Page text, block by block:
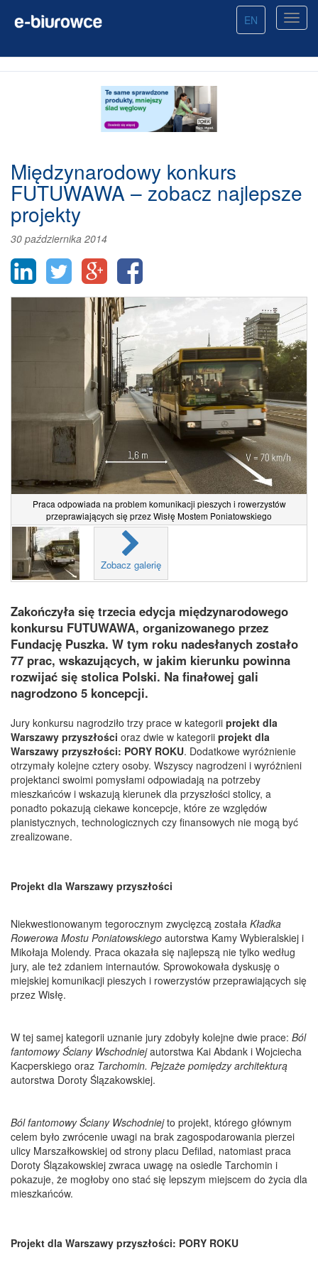
EN
Międzynarodowy konkurs
FUTUWAWA – zobacz najlepsze
projekty
30 października 2014
Praca odpowiada na problem komunikacji pieszych i rowerzystów
przeprawiających się przez Wisłę Mostem Poniatowskiego
Zobacz galerię
Zakończyła się trzecia edycja międzynarodowego
konkursu FUTUWAWA, organizowanego przez
Fundację Puszka. W tym roku nadesłanych zostało
77 prac, wskazujących, w jakim kierunku powinna
rozwijać się stolica Polski. Na finałowej gali
nagrodzono 5 koncepcji.
Jury konkursu nagrodziło trzy prace w kategorii projekt dla
Warszawy przyszłości oraz dwie w kategorii projekt dla
Warszawy przyszłości: PORY ROKU. Dodatkowe wyróżnienie
otrzymały kolejne cztery osoby. Wszyscy nagrodzeni i wyróżnieni
projektanci swoimi pomysłami odpowiadają na potrzeby
mieszkańców i wskazują kierunek dla przyszłości stolicy, a
ponadto pokazują ciekawe koncepcje, które ze względów
planistycznych, technologicznych czy finansowych nie mogą być
zrealizowane.
Projekt dla Warszawy przyszłości
Niekwestionowanym tegorocznym zwycięzcą została Kładka
Rowerowa Mostu Poniatowskiego autorstwa Kamy Wybieralskiej i
Mikołaja Molendy. Praca okazała się najlepszą nie tylko według
jury, ale też zdaniem internautów. Sprowokowała dyskusję o
miejskiej komunikacji pieszych i rowerzystów przeprawiających się
przez Wisłę.
W tej samej kategorii uznanie jury zdobyły kolejne dwie prace: Ból
fantomowy Ściany Wschodniejautorstwa Kai Abdank i Wojciecha
Kacperskiego oraz Tarchomin. Pejzaże pomiędzy architekturą
autorstwa Doroty Ślązakowskiej.
Ból fantomowy Ściany Wschodniejto projekt, którego głównym
celem było zwrócenie uwagi na brak zagospodarowania pierzei
ulicy Marszałkowskiej od strony placu Defilad, natomiast praca
Doroty Ślązakowskiej zwraca uwagę na osiedle Tarchomin i
pokazuje, że mogłoby ono stać się lepszym miejscem do życia dla
mieszkańców.
Projekt dla Warszawy przyszłości: PORY ROKU